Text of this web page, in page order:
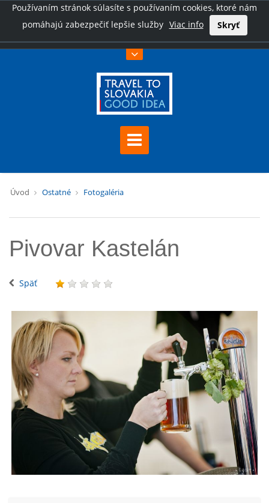
Používaním stránok súlasíte s používaním cookies, ktoré nám
pomáhajú zabezpečiť lepšie služby Viac info Skryť
Úvod Ostatné Fotogaléria
Pivovar Kastelán
Späť